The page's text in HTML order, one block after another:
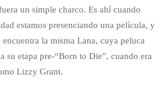
un simple charco. Es ahí cuando
estamos presenciando una película, y
encuentra la misma Lana, cuya peluca
su etapa pre-“Born to Die”, cuando era
Lizzy Grant.